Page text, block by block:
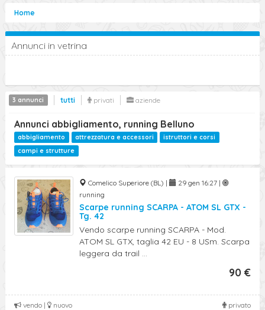
Home
Annunci in vetrina
tutti privati aziende
3 annunci
Annunci abbigliamento, running Belluno
abbigliamento attrezzatura e accessori
istruttori e corsi
campi e strutture
Comelico Superiore (BL) |
29 gen 16:27 |
running
Scarpe running SCARPA - ATOM SL GTX -
Tg. 42
Vendo scarpe running SCARPA - Mod.
ATOM SL GTX, taglia 42 EU - 8 USm. Scarpa
leggera da trail ...
90 €
privato
vendo | nuovo